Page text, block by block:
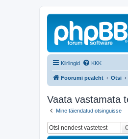
Kiirlingid KKK
Foorumi pealeht Otsi
Vaata vastamata
Mine täiendatud otsinguisse